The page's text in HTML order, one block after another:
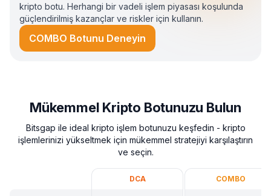
kripto botu. Herhangi bir vadeli işlem piyasası koşulunda
güçlendirilmiş kazançlar ve riskler için kullanın.
COMBO Botunu Deneyin
Mükemmel Kripto Botunuzu Bulun
Bitsgap ile ideal kripto işlem botunuzu keşfedin - kripto
işlemlerinizi yükseltmek için mükemmel stratejiyi karşılaştırın
ve seçin.
DCA COMBO